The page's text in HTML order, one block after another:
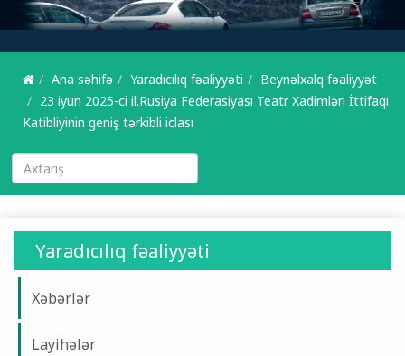
Ana səhifə Yaradıcılıq fəaliyyəti
Beynəlxalq fəaliyyət
23 iyun 2025-ci il.Rusiya Federasiyası Teatr Xadimləri İttifaqı
Katibliyinin geniş tərkibli iclası
Yaradıcılıq fəaliyyəti
Xəbərlər
Layihələr